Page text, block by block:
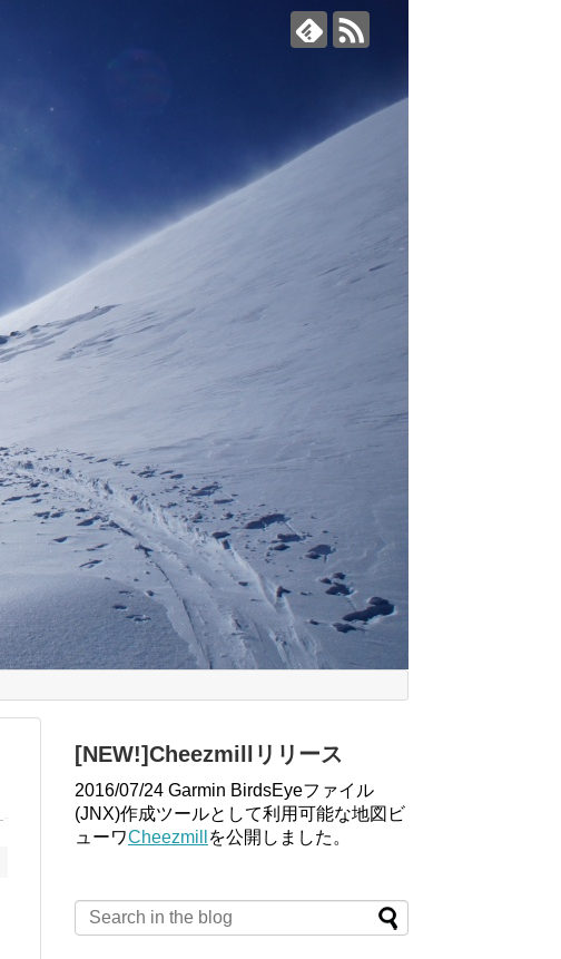
[NEW!]Cheezmillリリース
2016/07/24 Garmin BirdsEyeファイル
(JNX)作成ツールとして利用可能な地図ビ
ューワCheezmill を公開しました。